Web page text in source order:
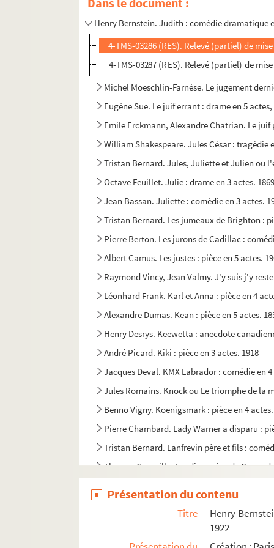
Félicien Marceau. Un jour, j'ai rencontré la
Henry Bernstein. Judith : comédie dramatique
4-TMS-03286 (RES). Relevé (partiel) de
4-TMS-03287 (RES). Relevé (partiel) de
Michel Moeschlin-Farnèse. Le jugement
Eugène Sue. Le juif errant : drame en 5
Emile Erckmann, Alexandre Chatrian. Le
William Shakespeare. Jules César :
Tristan Bernard. Jules, Juliette et Julien ou
Octave Feuillet. Julie : drame en 3 actes.
Jean Bassan. Juliette : comédie en 3 actes.
Tristan Bernard. Les jumeaux de Brighton :
Pierre Berton. Les jurons de Cadillac :
Albert Camus. Les justes : pièce en 5 actes.
Raymond Vincy, Jean Valmy. J'y suis j'y
Léonhard Frank. Karl et Anna : pièce en 4
Alexandre Dumas. Kean : pièce en 5 actes.
Henry Desrys. Keewetta : anecdote
André Picard. Kiki : pièce en 3 actes. 1918
Jacques Deval. KMX Labrador : comédie
Jules Romains. Knock ou Le triomphe de la
Benno Vigny. Koenigsmark : pièce en 4
Pierre Chambard. Lady Warner a disparu :
Tristan Bernard. Lanfrevin père et fils :
Thomas Corneille. Laodice, reine de
René Charles Guilbert de Pixérécourt,
André Sylvane. La layette : comédie en 3
Présentation du contenu
Titre
Henry
1922